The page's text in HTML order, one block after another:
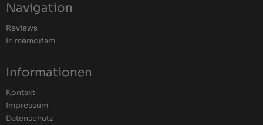
Navigation
Reviews
In memoriam
Informationen
Kontakt
Impressum
Datenschutz